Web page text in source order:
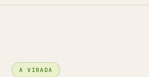
A VIRADA